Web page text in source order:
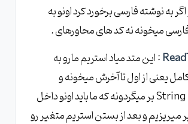
به نوشته فارسی برخورد کرد اونو به
میخونه نه کد های محاورهای .
: این متد میاد استریم مارو به
یعنی از اول تا آخرش میخونه و
خروجی String بر میگردونه که ما باید اونو داخل
میریزیم و بعد از بستن استریم متغیر رو